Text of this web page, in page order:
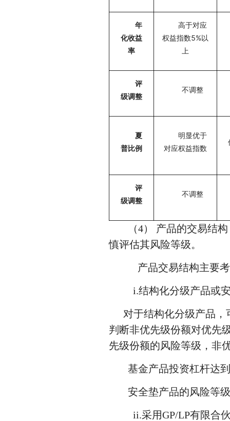
年
化收益
率
高于对应
权益指数5%以
上
评
级调整
不调整
夏
普比例
明显优于
对应权益指数
评
级调整
不调整
（4） 产品的交易结
慎评估其风险等级。
产品交易结构主要
i.结构化分级产品或
对于结构化分级产品
判断非优先级份额对优先
先级份额的风险等级，非
基金产品投资杠杆达
安全垫产品的风险等
ii.采用GP/LP有限合